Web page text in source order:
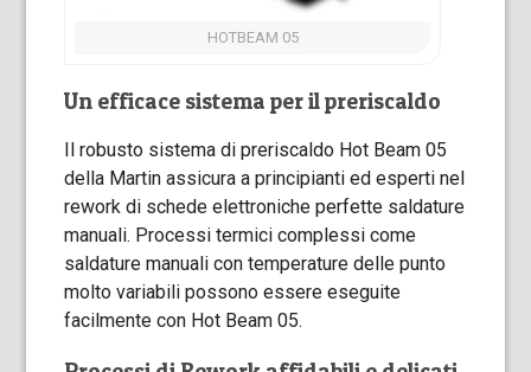
HOTBEAM 05
Un efficace sistema per il preriscaldo
Il robusto sistema di preriscaldo Hot Beam 05
della Martin assicura a principianti ed esperti nel
rework di schede elettroniche perfette saldature
manuali. Processi termici complessi come
saldature manuali con temperature delle punto
molto variabili possono essere eseguite
facilmente con Hot Beam 05.